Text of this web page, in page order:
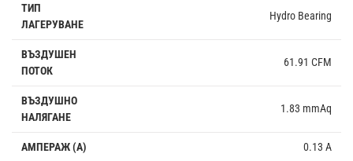
ТИП
ЛАГЕРУВАНЕ
Hydro Bearing
ВЪЗДУШЕН
ПОТОК
61.91 CFM
ВЪЗДУШНО
НАЛЯГАНЕ
1.83 mmAq
АМПЕРАЖ (A) 0.13 A